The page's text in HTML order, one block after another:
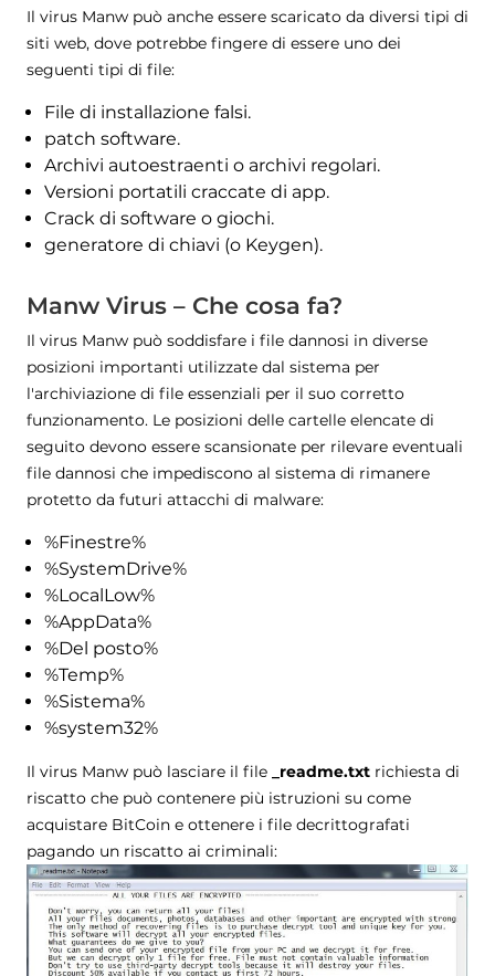
Il virus Manw può anche essere scaricato da diversi tipi di
siti web, dove potrebbe fingere di essere uno dei
seguenti tipi di file:
File di installazione falsi.
patch software.
Archivi autoestraenti o archivi regolari.
Versioni portatili craccate di app.
Crack di software o giochi.
generatore di chiavi (o Keygen).
Manw Virus – Che cosa fa?
Il virus Manw può soddisfare i file dannosi in diverse
posizioni importanti utilizzate dal sistema per
l'archiviazione di file essenziali per il suo corretto
funzionamento. Le posizioni delle cartelle elencate di
seguito devono essere scansionate per rilevare eventuali
file dannosi che impediscono al sistema di rimanere
protetto da futuri attacchi di malware:
%Finestre%
%SystemDrive%
%LocalLow%
%AppData%
%Del posto%
%Temp%
%Sistema%
%system32%
Il virus Manw può lasciare il file _readme.txtrichiesta di
riscatto che può contenere più istruzioni su come
acquistare BitCoin e ottenere i file decrittografati
pagando un riscatto ai criminali: